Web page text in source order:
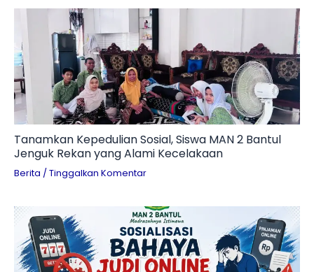
Tanamkan Kepedulian Sosial, Siswa MAN 2 Bantul
Jenguk Rekan yang Alami Kecelakaan
Berita / Tinggalkan Komentar